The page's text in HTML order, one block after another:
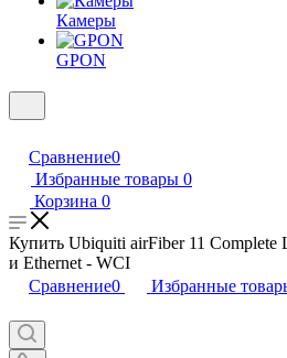
Камеры
GPON
Сравнение0
Избранные товары 0
Корзина 0
Купить Ubiquiti airFiber 11 Complete
и Ethernet - WCI
Сравнение0 Избранные